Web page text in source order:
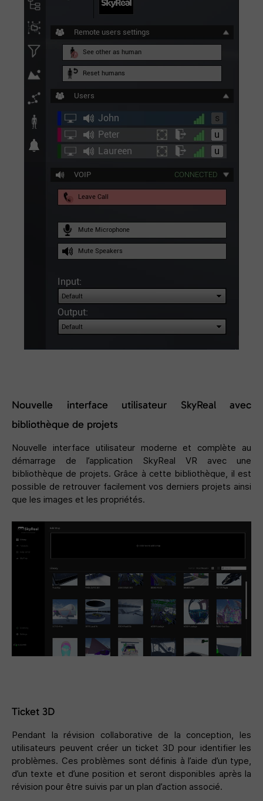
Nouvelle interface utilisateur SkyReal avec
bibliothèque de projets
Nouvelle interface utilisateur moderne et complète au
démarrage de l’application SkyReal VR avec une
bibliothèque de projets. Grâce à cette bibliothèque, il est
possible de retrouver facilement vos derniers projets ainsi
que les images et les propriétés.
Ticket 3D
Pendant la révision collaborative de la conception, les
utilisateurs peuvent créer un ticket 3D pour identifier les
problèmes. Ces problèmes sont définis à l’aide d’un type,
d’un texte et d’une position et seront disponibles après la
révision pour être suivis par un plan d’action associé.